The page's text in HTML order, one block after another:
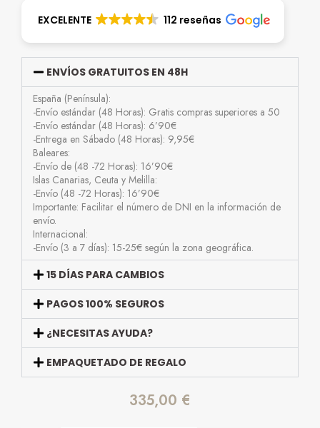
EXCELENTE 112 reseñas
ENVÍOS GRATUITOS EN 48H
España (Península):
-Envío estándar (48 Horas): Gratis compras superiores a 50
-Envío estándar (48 Horas): 6’90€
-Entrega en Sábado (48 Horas): 9,95€
Baleares:
-Envío de (48 -72 Horas): 16’90€
Islas Canarias, Ceuta y Melilla:
-Envío (48 -72 Horas): 16’90€
Importante: Facilitar el número de DNI en la información de
envío.
Internacional:
-Envío (3 a 7 días): 15-25€ según la zona geográfica.
15 DÍAS PARA CAMBIOS
PAGOS 100% SEGUROS
¿NECESITAS AYUDA?
EMPAQUETADO DE REGALO
335,00 €